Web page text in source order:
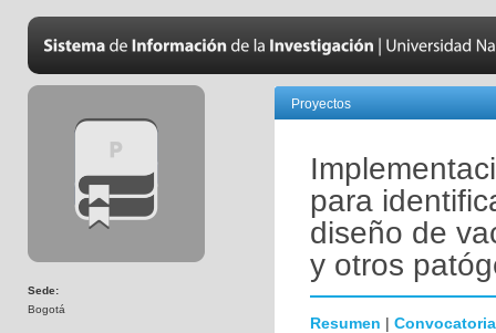
Sede:
Bogotá
Proyectos
para
diseño de
y otros
Resumen | Convocatoria